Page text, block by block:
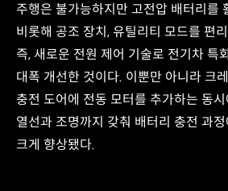
주행은 불가능하지만 고전압 배터리를
비롯해 공조 장치, 유틸리티 모드를 편
즉, 새로운 전원 제어 기술로 전기차 특
대폭 개선한 것이다. 이뿐만 아니라 크
충전 도어에 전동 모터를 추가하는 동
열선과 조명까지 갖춰 배터리 충전 과
크게 향상됐다.